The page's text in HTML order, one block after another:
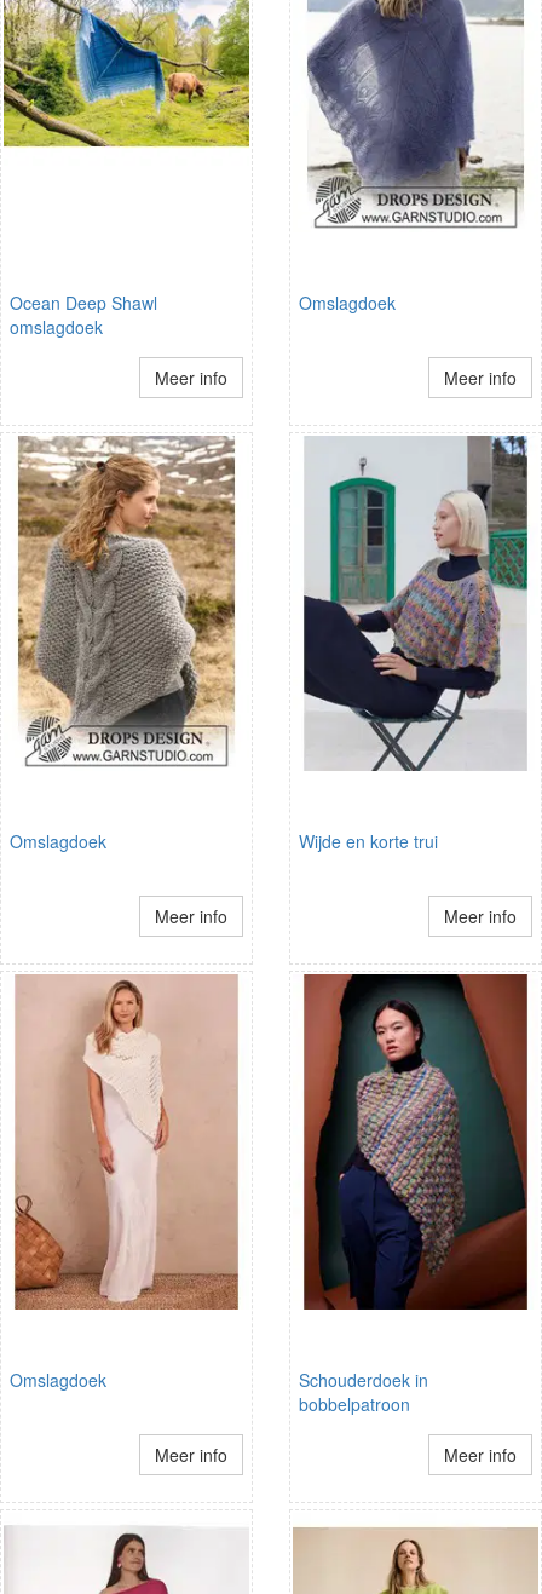
Ocean Deep Shawl
omslagdoek
Meer info
Omslagdoek
Meer info
Omslagdoek
Meer info
Wijde en korte trui
Meer info
Omslagdoek
Meer info
Schouderdoek in
bobbelpatroon
Meer info